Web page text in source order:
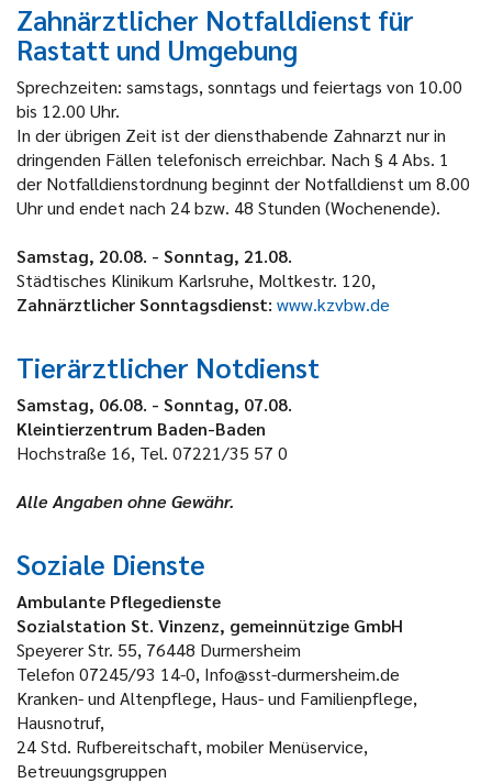
Zahnärztlicher Notfalldienst für
Rastatt und Umgebung
Sprechzeiten: samstags, sonntags und feiertags von 10.00
bis 12.00 Uhr.
In der übrigen Zeit ist der diensthabende Zahnarzt nur in
dringenden Fällen telefonisch erreichbar. Nach § 4 Abs. 1
der Notfalldienstordnung beginnt der Notfalldienst um 8.00
Uhr und endet nach 24 bzw. 48 Stunden (Wochenende).
Samstag, 20.08. - Sonntag, 21.08.
Städtisches Klinikum Karlsruhe, Moltkestr. 120,
Zahnärztlicher Sonntagsdienst: www.kzvbw.de
Tierärztlicher Notdienst
Samstag, 06.08. - Sonntag, 07.08.
Kleintierzentrum Baden-Baden
Hochstraße 16, Tel. 07221/35 57 0
Alle Angaben ohne Gewähr.
Soziale Dienste
Ambulante Pflegedienste
Sozialstation St. Vinzenz, gemeinnützige GmbH
Speyerer Str. 55, 76448 Durmersheim
Telefon 07245/93 14-0, Info@sst-durmersheim.de
Kranken- und Altenpflege, Haus- und Familienpflege,
Hausnotruf,
24 Std. Rufbereitschaft, mobiler Menüservice,
Betreuungsgruppen